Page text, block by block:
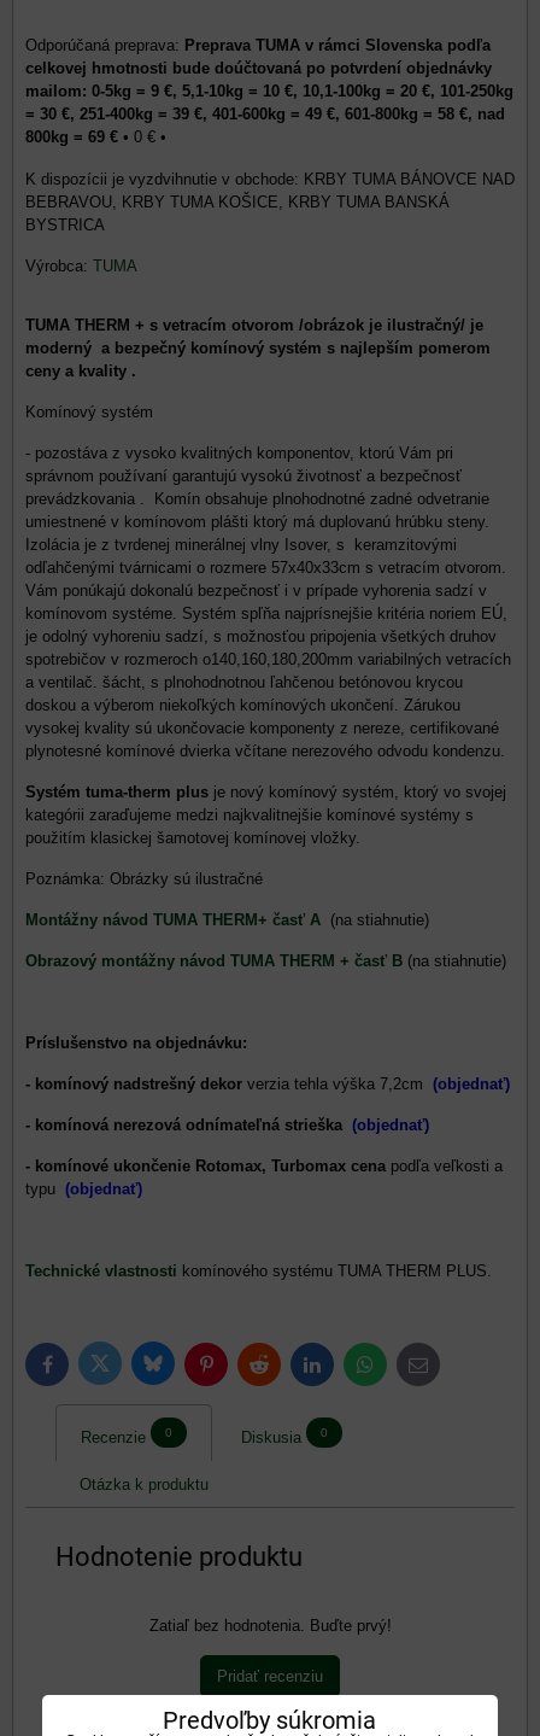
Preprava TUMA v rámci Slovenska podľa
celkovej hmotnosti bude doúčtovaná po potvrdení objednávky
mailom: 0-5kg = 9 €, 5,1-10kg = 10 €, 10,1-100kg = 20 €, 101-250kg
= 30 €, 251-400kg = 39 €, 401-600kg = 49 €, 601-800kg = 58 €, nad
800kg = 69 € • 0 € •
KRBY TUMA BÁNOVCE NAD
BEBRAVOU, KRBY TUMA KOŠICE, KRBY TUMA BANSKÁ
BYSTRICA
Výrobca: TUMA
TUMA THERM + s vetracím otvorom /obrázok je ilustračný/ je
moderný a bezpečný komínový systém s najlepším pomerom
ceny a kvality .
Komínový systém
- pozostáva z vysoko kvalitných komponentov, ktorú Vám pri
správnom používaní garantujú vysokú životnosť a bezpečnosť
prevádzkovania . Komín obsahuje plnohodnotné zadné odvetranie
umiestnené v komínovom plášti ktorý má duplovanú hrúbku steny.
Izolácia je z tvrdenej minerálnej vlny Isover, s keramzitovými
odľahčenými tvárnicami o rozmere 57x40x33cm s vetracím otvorom.
Vám ponúkajú dokonalú bezpečnosť i v prípade vyhorenia sadzí v
komínovom systéme. Systém spľňa najprísnejšie kritéria noriem EÚ,
je odolný vyhoreniu sadzí, s možnosťou pripojenia všetkých druhov
spotrebičov v rozmeroch o140,160,180,200mm variabilných vetracích
a ventilač. šácht, s plnohodnotnou ľahčenou betónovou krycou
doskou a výberom niekoľkých komínových ukončení. Zárukou
vysokej kvality sú ukončovacie komponenty z nereze, certifikované
plynotesné komínové dvierka včítane nerezového odvodu kondenzu.
Systém tuma-therm plus je nový komínový systém, ktorý vo svojej
kategórii zaraďujeme medzi najkvalitnejšie komínové systémy s
použitím klasickej šamotovej komínovej vložky.
Poznámka: Obrázky sú ilustračné
Montážny návod TUMA THERM+ časť A (na stiahnutie)
Obrazový montážny návod TUMA THERM + časť B (na stiahnutie)
Príslušenstvo na objednávku:
- komínový nadstrešný dekor verzia tehla výška 7,2cm (objednať)
- komínová nerezová odnímateľná strieška (objednať)
- komínové ukončenie Rotomax, Turbomax cena podľa veľkosti a
typu (objednať)
Technické vlastnosti komínového systému TUMA THERM PLUS.
FacebookTwitter BlueskyPinterestReddit LinkedInWhatsApp
E-
mail
Recenzie 0 Diskusia 0
Otázka k produktu
Hodnotenie produktu
Zatiaľ bez hodnotenia. Buďte prvý!
Pridať recenziu
Pridať recenziuPredvoľby súkromia